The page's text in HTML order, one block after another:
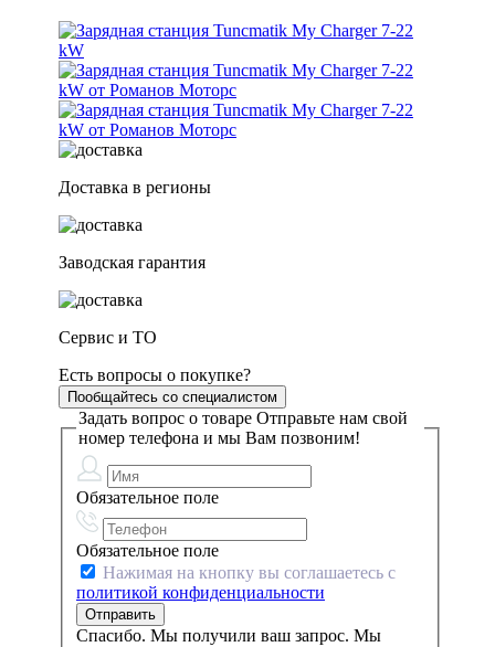
Доставка в регионы
Заводская гарантия
Сервис и ТО
Есть вопросы о покупке?
Пообщайтесь со специалистом
Задать вопрос о товаре Отправьте нам свой
номер телефона и мы Вам позвоним!
Обязательное поле
Обязательное поле
Нажимая на кнопку вы соглашаетесь с
политикой конфиденциальности
Спасибо. Мы получили ваш запрос. Мы